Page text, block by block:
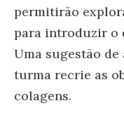
permitirão
para introduzir o
Uma sugestão
turma recrie as
colagens.